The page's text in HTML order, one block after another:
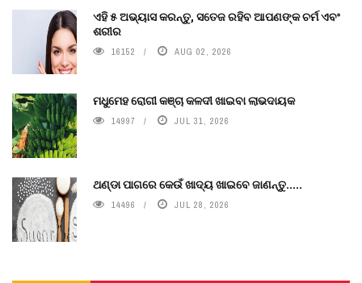
ଏହି ୫ ଅଭ୍ୟାସ କରନ୍ତୁ, ସତେଜ ରହିବ ଆପଣଙ୍କ ଚର୍ମ ଏବଂ
ଶରୀର
16152 AUG 02, 2026
ମଧୁମେହ ରୋଗୀ କଞ୍ଚା କଳଦୀ ଖାଇବା ଲାଭଦାୟକ
14997 JUL 31, 2026
ଥଣ୍ଡା ପାଗରେ କେଉଁ ଖାଦ୍ୟ ଖାଇବେ ଜାଣନ୍ତୁ.....
14496 JUL 28, 2026